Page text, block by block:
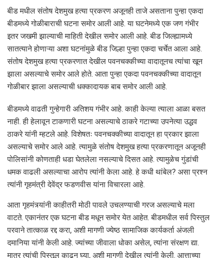
बीड मधील संतोष देशमुख हत्या प्रकरण अजूनही ताजे असताना पुन्हा एकदा
बीडमध्ये गोळीबाराची घटना समोर आली आहे. या घटनेमध्ये एक जण गंभीर
इतर जखमी झाल्याची माहिती देखील समोर आली आहे. बीड जिल्ह्यामध्ये
सातत्याने होणाऱ्या अशा घटनांमुळे बीड जिल्हा पुन्हा एकदा चर्चेत आला आहे.
संतोष देशमुख हत्या प्रकरणात देखील पवनचक्कीच्या वादातूनच त्यांचा खून
झाला असल्याचे समोर आले होते. आता पुन्हा एकदा पवनचक्कीच्या वादातून
गोळीबार झाला असल्याची धक्कादायक बाब समोर आली आहे.
बीडमध्ये वाढती गुन्हेगारी अतिशय गंभीर आहे. काही केल्या त्याला आळा बसत
नाही. ही हेलावून टाकणारी घटना असल्याचे ठाकरे गटाच्या उपनेत्या उद्धव
ठाकरे यांनी म्हटले आहे. विशेषतः पवनचक्कीच्या वादातून हा प्रकार झाला
असल्याचे समोर आले आहे. त्यामुळे संतोष देशमुख हत्या प्रकरणातून अजूनही
पोलिसांनी कोणताही धडा घेतलेला नसल्याचे दिसत आहे. त्यामुळेच गुंडांची
धमक वाढली असल्याचा आरोप त्यांनी केला आहे. हे कधी थांबेल? असा प्रश्न
त्यांनी गृहमंत्री देवेंद्र फडणवीस यांना विचारला आहे.
आता गृहमंत्र्यांनी काहीतरी मोठी पावले उचलण्याची गरज असल्याचे मला
वाटते. एकानंतर एक घटना बीड मधून समोर येत आहेत. बीडमधील सर्व पिस्तुल
परवाने तात्काळ रद्द करा, अशी मागणी ज्येष्ठ सामाजिक कार्यकर्ता अंजली
दमानिया यांनी केली आहे. ज्यांच्या जीवाला धोका असेल, त्यांना संरक्षण द्या.
मात्र त्यांची पिस्तूल काढून घ्या, अशी मागणी देखील त्यांनी केली. आत्ताच्या